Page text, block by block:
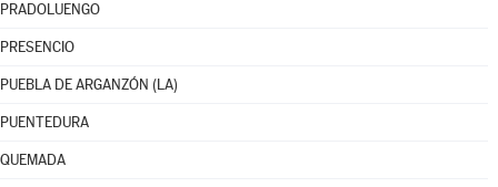
PRADOLUENGO
PRESENCIO
PUEBLA DE ARGANZÓN (LA)
PUENTEDURA
QUEMADA